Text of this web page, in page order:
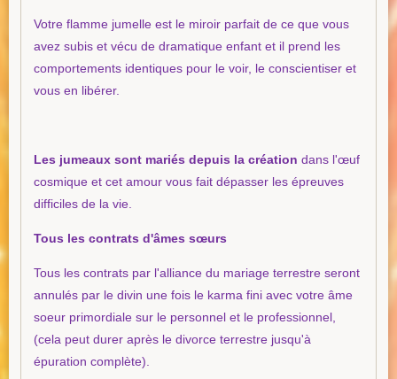
Votre flamme jumelle est le miroir parfait de ce que vous
avez subis et vécu de dramatique enfant et il prend les
comportements identiques pour le voir, le conscientiser et
vous en libérer.
Les jumeaux sont mariés depuis la création dans l'œuf
cosmique et cet amour vous fait dépasser les épreuves
difficiles de la vie.
Tous les contrats d'âmes sœurs
Tous les contrats par l'alliance du mariage terrestre seront
annulés par le divin une fois le karma fini avec votre âme
soeur primordiale sur le personnel et le professionnel,
(cela peut durer après le divorce terrestre jusqu'à
épuration complète).